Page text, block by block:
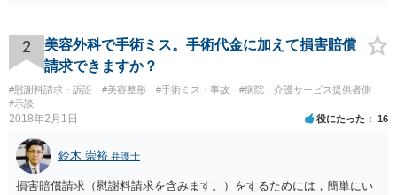
眼が悪化することがあるにもかかわらず、全く説明されなかったよう
な場合」には、請求することは可能です。
2
美容外科で手術ミス。手術代金に加えて損害賠償
請求できますか？
#慰謝料請求・訴訟 #美容整形 #手術ミス・事故
#病院・介護サービス提供者側
#示談
2018年2月1日 役にたった 16
鈴木 崇裕 弁護士
損害賠償請求（慰謝料請求を含みます。）をするためには，簡単にい